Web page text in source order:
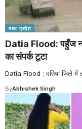
मध्य प्रदेश
Datia Flood: पहुँज
का संपर्क टूटा
Datia Flood : दतिया जिले में
ByAbhishek Singh